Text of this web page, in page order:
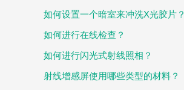
如何设置一个暗室来冲洗X光胶片？
如何进行在线检查？
如何进行闪光式射线照相？
射线增感屏使用哪些类型的材料？